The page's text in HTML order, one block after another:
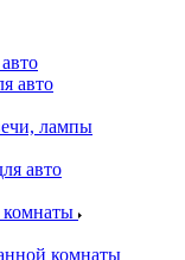
авто
лампы
авто
комнаты
комнаты